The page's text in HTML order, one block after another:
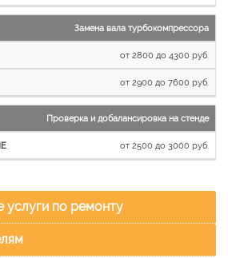
Замена вала турбокомпрессора
от 2800 до 4300 руб.
от 2900 до 7600 руб.
Проверка и добалансировка на стенде
от 2500 до 3000 руб.
услуги по ремонту